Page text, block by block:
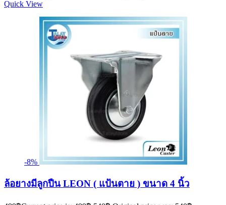
Quick View
-8%
ล้อยางมีลูกปืน LEON ( แป้นตาย ) ขนาด 4 นิ้ว